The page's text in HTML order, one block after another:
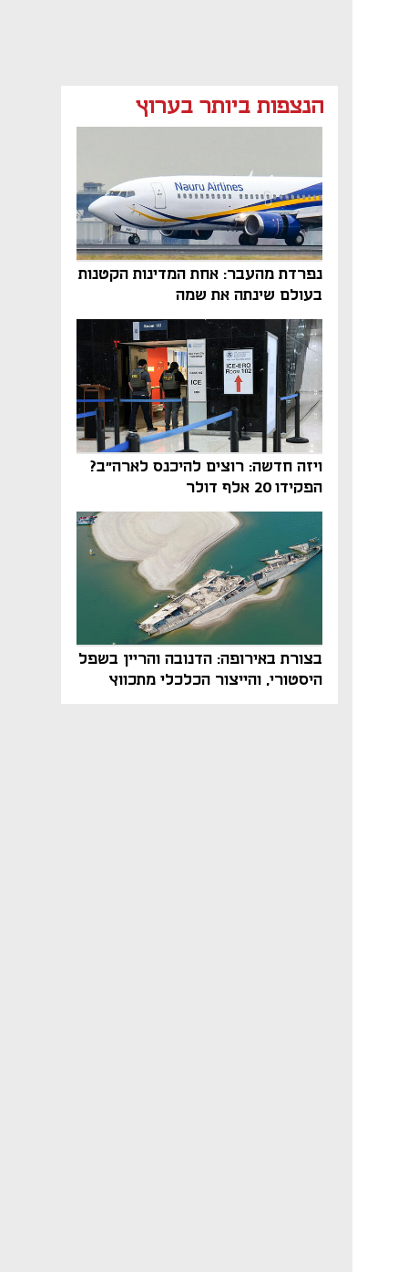
הנצפות ביותר בערוץ
נפרדת מהעבר: אחת המדינות הקטנות
בעולם שינתה את שמה
ויזה חדשה: רוצים להיכנס לארה"ב?
הפקידו 20 אלף דולר
בצורת באירופה: הדנובה והריין בשפל
היסטורי, והייצור הכלכלי מתכווץ